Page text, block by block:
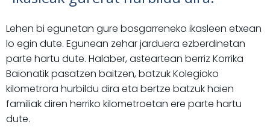
Lehen bi egunetan gure bosgarreneko ikasleen etxean
lo egin dute. Egunean zehar jarduera ezberdinetan
parte hartu dute. Halaber, asteartean berriz Korrika
Baionatik pasatzen baitzen, batzuk Kolegioko
kilometrora hurbildu dira eta bertze batzuk haien
familiak diren herriko kilometroetan ere parte hartu
dute.